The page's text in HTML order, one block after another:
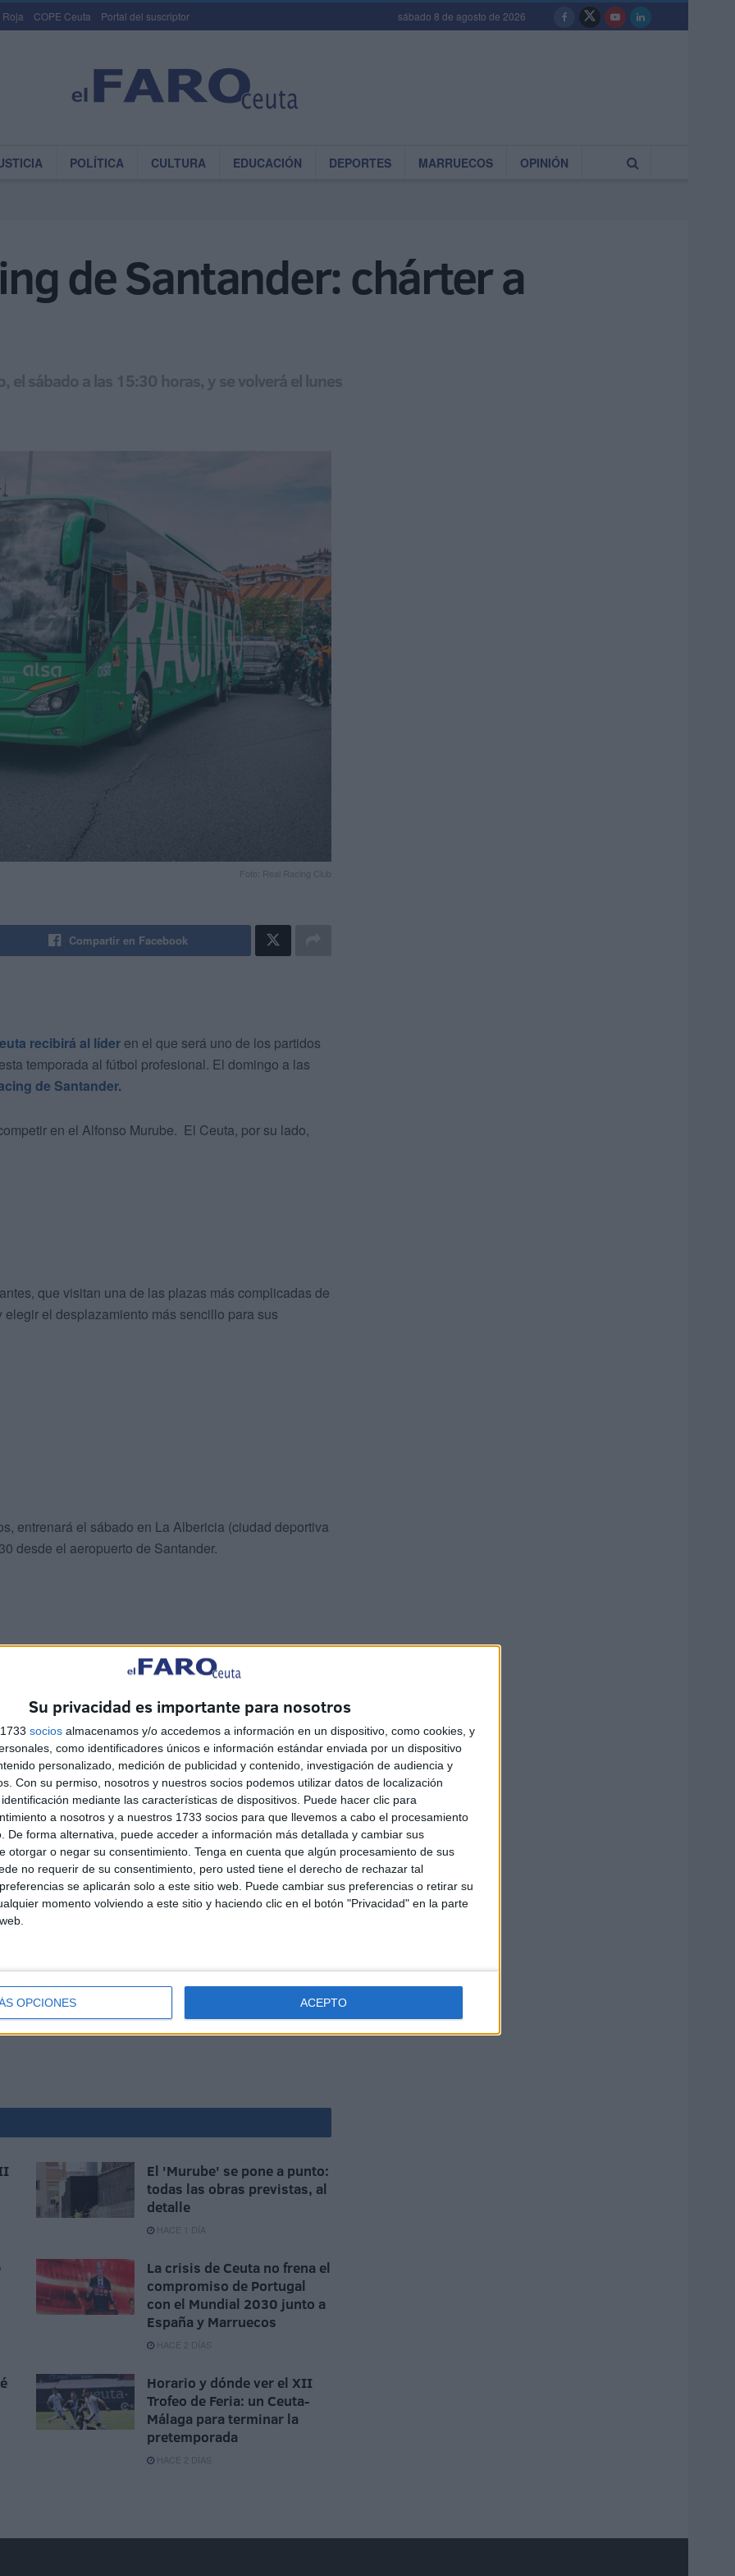
Su privacidad es importante para nosotros
socios almacenamos y/o accedemos a información en un dispositivo, como cookies, y
como identificadores únicos e información estándar enviada por un dispositivo
personalizado, medición de publicidad y contenido, investigación de audiencia y
Con su permiso, nosotros y nuestros socios podemos utilizar datos de localización
mediante las características de dispositivos. Puede hacer clic para
a nosotros y a nuestros 1733 socios para que llevemos a cabo el procesamiento
De forma alternativa, puede acceder a información más detallada y cambiar sus
otorgar o negar su consentimiento. Tenga en cuenta que algún procesamiento de sus
no requerir de su consentimiento, pero usted tiene el derecho de rechazar tal
se aplicarán solo a este sitio web. Puede cambiar sus preferencias o retirar su
momento volviendo a este sitio y haciendo clic en el botón "Privacidad" en la parte
OPCIONES ACEPTO
Roja COPE Ceuta Portal del suscriptor sábado 8 de agosto de 2026
POLÍTICA CULTURA EDUCACIÓN DEPORTES MARRUECOS OPINIÓN
de Santander: chárter a
el sábado a las 15:30 horas, y se volverá el lunes
Foto: Real Racing Club
Compartir en Facebook
recibirá al líder en el que será uno de los partidos
temporada al fútbol profesional. El domingo a las
de Santander.
en el Alfonso Murube. El Ceuta, por su lado,
que visitan una de las plazas más complicadas de
el desplazamiento más sencillo para sus
entrenará el sábado en La Albericia (ciudad deportiva
desde el aeropuerto de Santander.
tomarán un autobús hasta Ceuta, como otros
el sábado y el domingo en el Parador y ya el lunes por
el chárter hasta Santander.
ha anotado en el campeonato, el líder de la liga y
ya sea bombardeando la portería rival o sufriendo de
partido en el que desperdiciaron una ventaja de dos
que no hay nada escrito.
cargado de exigencia competitivay ante un
de seguir sumando para certificar su histórico
El 'Murube' se pone a punto:
todas las obras previstas, al
detalle
HACE 1 DÍA
La crisis de Ceuta no frena el
compromiso de Portugal
con el Mundial 2030 junto a
España y Marruecos
HACE 2 DÍAS
Horario y dónde ver el XII
Trofeo de Feria: un Ceuta-
Málaga para terminar la
pretemporada
HACE 2 DÍAS